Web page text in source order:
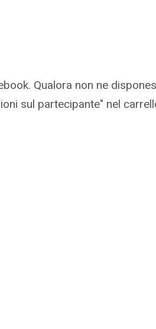
Qualora non ne
sul partecipante" nel